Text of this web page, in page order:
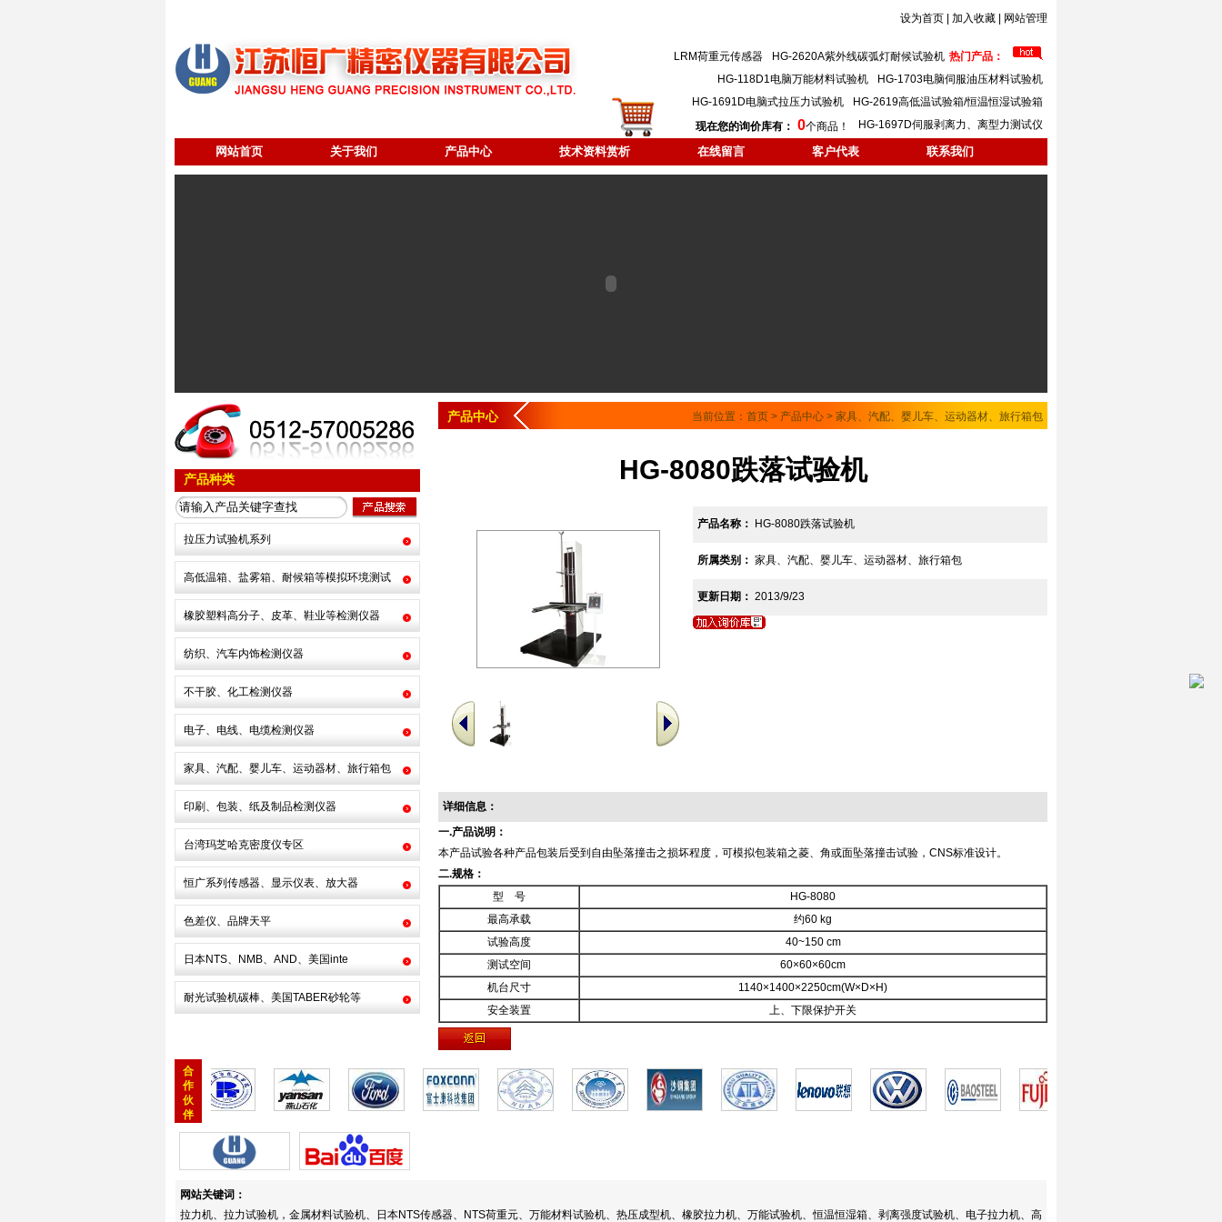
设为首页 加入收藏 网站管理
热门产品：
HG-2620A紫外线碳弧灯耐候试验机
LRM荷重元传感器
HG-1703电脑伺服油压材料试验机
HG-118D1电脑万能材料试验机
HG-2619高低温试验箱/恒温恒湿试验箱
HG-1691D电脑式拉压力试验机
HG-1697D伺服剥离力、离型力测试仪
现在您的询价库有： 0个商品！
网站首页 关于我们 产品中心 技术资料赏析 在线留言 客户代表 联系我们
产品种类
拉压力试验机系列
高低温箱、盐雾箱、耐候箱等模拟环境测试
橡胶塑料高分子、皮革、鞋业等检测仪器
纺织、汽车内饰检测仪器
不干胶、化工检测仪器
电子、电线、电缆检测仪器
家具、汽配、婴儿车、运动器材、旅行箱包
印刷、包装、纸及制品检测仪器
台湾玛芝哈克密度仪专区
恒广系列传感器、显示仪表、放大器
色差仪、品牌天平
日本NTS、NMB、AND、美国inte
耐光试验机碳棒、美国TABER砂轮等
产品中心 当前位置： 首页 > 产品中心 > 家具、汽配、婴儿车、运动器材、旅行箱包
HG-8080跌落试验机
产品名称： HG-8080跌落试验机
所属类别： 家具、汽配、婴儿车、运动器材、旅行箱包
更新日期： 2013/9/23
详细信息：
一.产品说明：
本产品试验各种产品包装后受到自由坠落撞击之损坏程度，可模拟包装箱之菱、角或面坠落撞击试验，CNS标准设计。
二.规格：
型 号
HG-8080
最高承载
约60 kg
试验高度
40~150 cm
测试空间
60×60×60cm
机台尺寸
1140×1400×2250cm(W×D×H)
安全装置
上、下限保护开关
合
作
伙
伴
网站关键词：
拉力机、拉力试验机，金属材料试验机、日本NTS传感器、NTS荷重元、万能材料试验机、热压成型机、橡胶拉力机、万能试验机、恒温恒湿箱、剥离强度试验机、电子拉力机、高